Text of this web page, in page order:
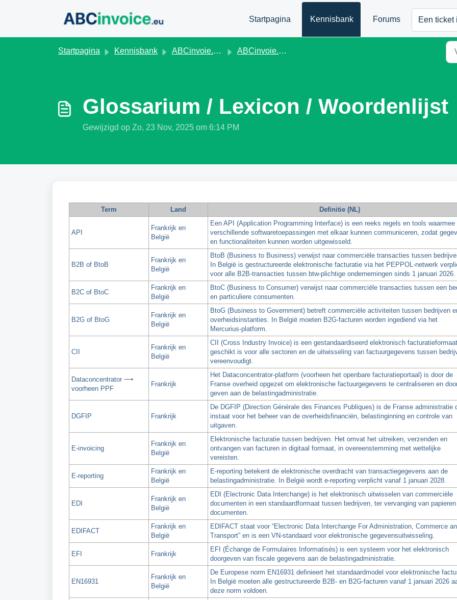
Startpagina
Kennisbank Forums Een ticket
Startpagina Kennisbank ABCinvoie.eu - NL ABCinvoie.eu - NL
Glossarium / Lexicon / Woordenlijst
Gewijzigd op Zo, 23 Nov, 2025 om 6:14 PM
Term Land Definitie (NL)
API
Frankrijk en
België
Een API (Application Programming Interface) is een reeks regels en tools waarmee
verschillende softwaretoepassingen met elkaar kunnen communiceren, zodat
en functionaliteiten kunnen worden uitgewisseld.
B2B of BtoB
Frankrijk en
België
BtoB (Business to Business) verwijst naar commerciële transacties tussen
In België is gestructureerde elektronische facturatie via het PEPPOL-netwerk
voor alle B2B-transacties tussen btw-plichtige ondernemingen sinds 1 januari 2026.
B2C of BtoC
Frankrijk en
België
BtoC (Business to Consumer) verwijst naar commerciële transacties tussen een
en particuliere consumenten.
B2G of BtoG
Frankrijk en
België
BtoG (Business to Government) betreft commerciële activiteiten tussen bedrijven
overheidsinstanties. In België moeten B2G-facturen worden ingediend via het
Mercurius-platform.
CII
Frankrijk en
België
CII (Cross Industry Invoice) is een gestandaardiseerd elektronisch
geschikt is voor alle sectoren en de uitwisseling van factuurgegevens tussen
vereenvoudigt.
Dataconcentrator ⟶
voorheen PPF
Frankrijk
Het Dataconcentrator-platform (voorheen het openbare facturatieportaal) is door de
Franse overheid opgezet om elektronische factuurgegevens te centraliseren en
geven aan de belastingadministratie.
DGFIP Frankrijk
De DGFIP (Direction Générale des Finances Publiques) is de Franse administratie
instaat voor het beheer van de overheidsfinanciën, belastinginning en controle van
uitgaven.
E-invoicing
Frankrijk en
België
Elektronische facturatie tussen bedrijven. Het omvat het uitreiken, verzenden en
ontvangen van facturen in digitaal formaat, in overeenstemming met wettelijke
vereisten.
E-reporting
Frankrijk en
België
E-reporting betekent de elektronische overdracht van transactiegegevens aan de
belastingadministratie. In België wordt e-reporting verplicht vanaf 1 januari 2028.
EDI
Frankrijk en
België
EDI (Electronic Data Interchange) is het elektronisch uitwisselen van commerciële
documenten in een standaardformaat tussen bedrijven, ter vervanging van papieren
documenten.
EDIFACT
Frankrijk en
België
EDIFACT staat voor “Electronic Data Interchange For Administration, Commerce
Transport” en is een VN-standaard voor elektronische gegevensuitwisseling.
EFI Frankrijk
EFI (Échange de Formulaires Informatisés) is een systeem voor het elektronisch
doorgeven van fiscale gegevens aan de belastingadministratie.
EN16931
Frankrijk en
België
De Europese norm EN16931 definieert het standaardmodel voor elektronische
In België moeten alle gestructureerde B2B- en B2G-facturen vanaf 1 januari 2026
deze norm voldoen.